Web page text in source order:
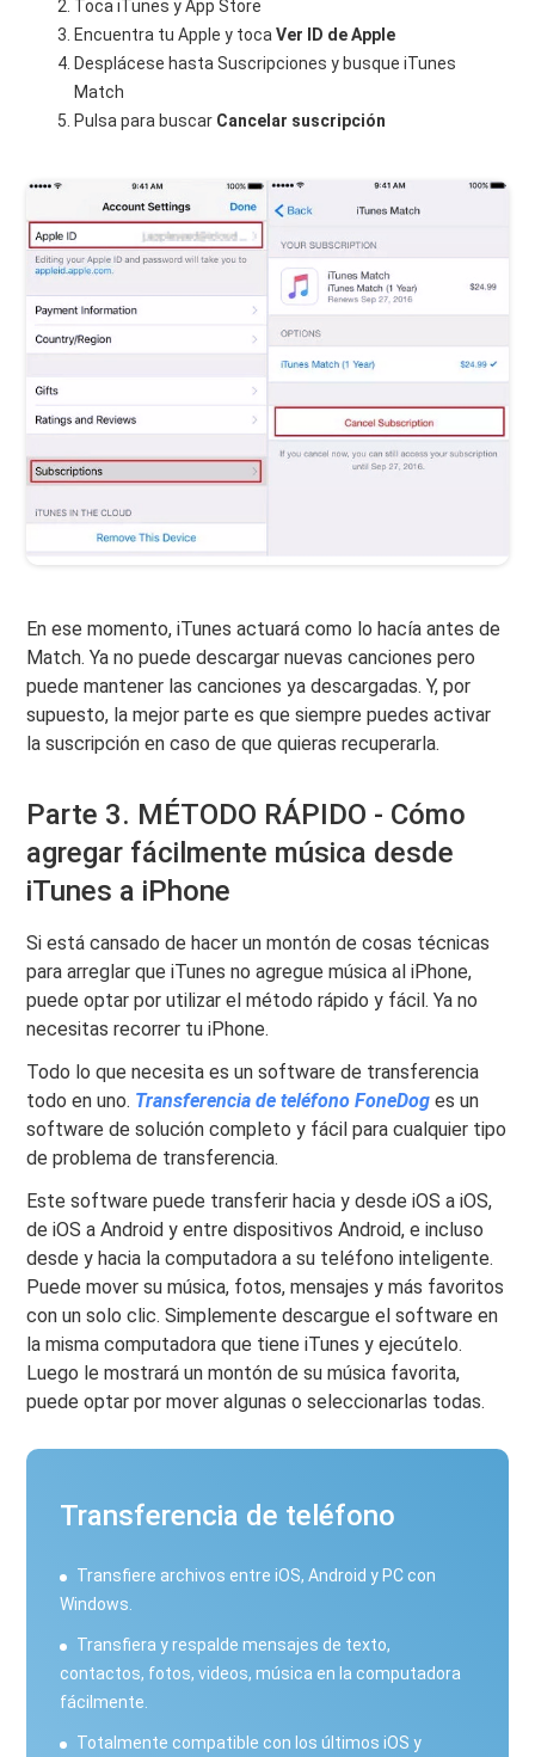
Toca iTunes y App Store
Encuentra tu Apple y tocaVer ID de Apple
Desplácese hasta Suscripciones y busque iTunes
Match
Pulsa para buscar Cancelar suscripción
En ese momento, iTunes actuará como lo hacía antes de
Match. Ya no puede descargar nuevas canciones pero
puede mantener las canciones ya descargadas. Y, por
supuesto, la mejor parte es que siempre puedes activar
la suscripción en caso de que quieras recuperarla.
Parte 3. MÉTODO RÁPIDO - Cómo
agregar fácilmente música desde
iTunes a iPhone
Si está cansado de hacer un montón de cosas técnicas
para arreglar que iTunes no agregue música al iPhone,
puede optar por utilizar el método rápido y fácil. Ya no
necesitas recorrer tu iPhone.
Todo lo que necesita es un software de transferencia
todo en uno. Transferencia de teléfono FoneDog es un
software de solución completo y fácil para cualquier tipo
de problema de transferencia.
Este software puede transferir hacia y desde iOS a iOS,
de iOS a Android y entre dispositivos Android, e incluso
desde y hacia la computadora a su teléfono inteligente.
Puede mover su música, fotos, mensajes y más favoritos
con un solo clic. Simplemente descargue el software en
la misma computadora que tiene iTunes y ejecútelo.
Luego le mostrará un montón de su música favorita,
puede optar por mover algunas o seleccionarlas todas.
Transferencia de teléfono
Transfiere archivos entre iOS, Android y PC con
Windows.
Transfiera y respalde mensajes de texto,
contactos, fotos, videos, música en la computadora
fácilmente.
Totalmente compatible con los últimos iOS y